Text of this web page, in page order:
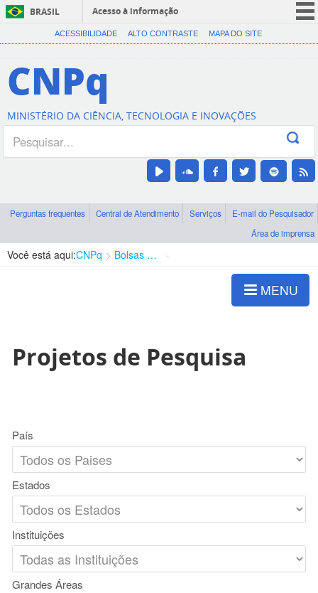
BRASIL
Acesso à informação
CORONAVÍRUS (COVID-19)
Canais
ACESSIBILIDADE ALTO CONTRASTE MAPA DO SITE
CNPq
MINISTÉRIO DA CIÊNCIA, TECNOLOGIA E INOVAÇÕES
Perguntas frequentes Central de Atendimento Serviços
E-mail do Pesquisador
Área de imprensa
Você está aqui:CNPq Bolsas e Auxílios Vigentes
MENU
Projetos de Pesquisa
País
Estados
Instituições
Grandes Áreas